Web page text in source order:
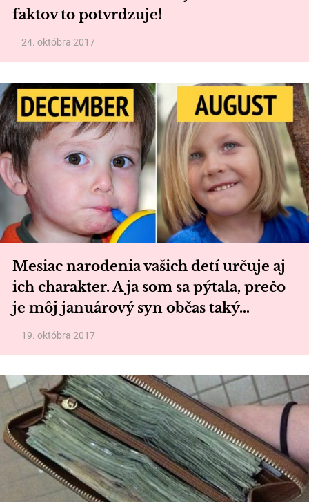
faktov to potvrdzuje!
24. októbra 2017
Mesiac narodenia vašich detí určuje aj
ich charakter. A ja som sa pýtala, prečo
je môj januárový syn občas taký…
19. októbra 2017